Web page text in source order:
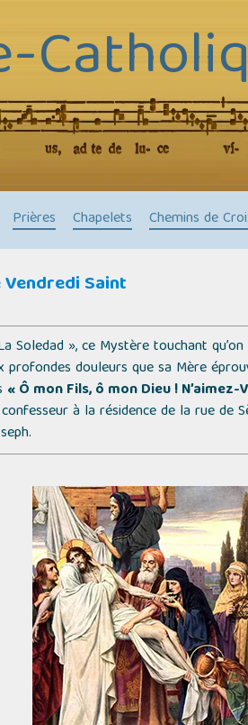
Prières Chapelets Chemins de
Saint
Soledad », ce Mystère touchant
profondes douleurs que sa Mère
« Ô mon Fils, ô mon Dieu !
à la résidence de la rue de